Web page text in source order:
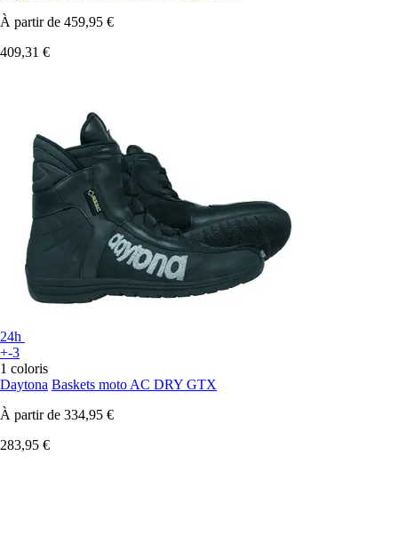
À partir de 459,95 €
409,31 €
24h
+-3
1 coloris
Daytona Baskets moto AC DRY GTX
À partir de 334,95 €
283,95 €